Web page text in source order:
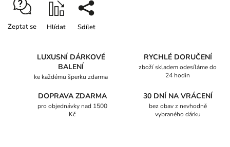
Zeptat se Hlídat Sdílet
LUXUSNÍ DÁRKOVÉ
BALENÍ
ke každému šperku zdarma
RYCHLÉ DORUČENÍ
zboží skladem odesíláme do
24 hodin
DOPRAVA ZDARMA
pro objednávky nad 1500
Kč
30 DNÍ NA VRÁCENÍ
bez obav z nevhodně
vybraného dárku